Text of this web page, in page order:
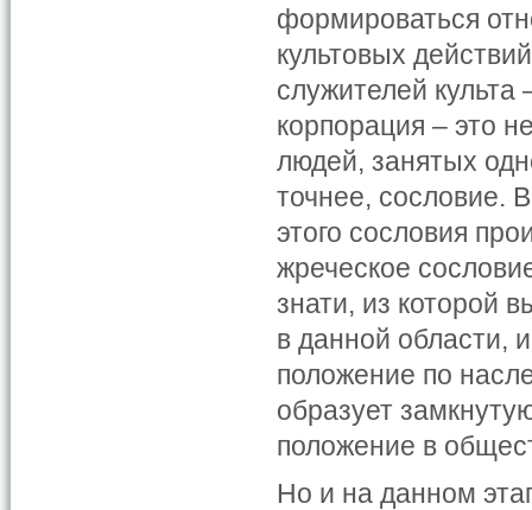
формироваться
культовых
служителей
корпорация – это
людей, занятых
точнее, сословие.
этого сословия
жреческое
знати, из которой
в данной области,
положение по
образует
положение в
Но и на данном